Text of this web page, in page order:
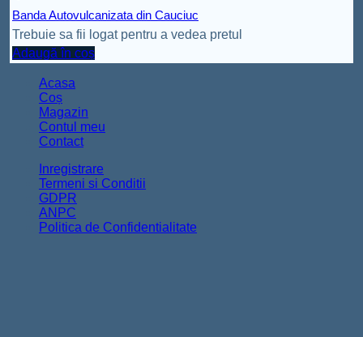
Banda Autovulcanizata din Cauciuc
Trebuie sa fii logat pentru a vedea pretul
Adaugă în coș
Acasa
Coș
Magazin
Contul meu
Contact
Inregistrare
Termeni si Conditii
GDPR
ANPC
Politica de Confidentialitate